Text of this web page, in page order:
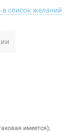
в список желаний
имеется);